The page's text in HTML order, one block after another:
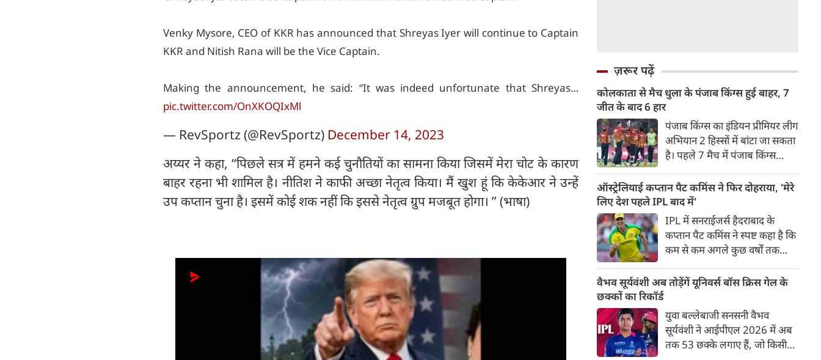
Venky Mysore, CEO of KKR has announced that Shreyas Iyer will continue to Captain
KKR and Nitish Rana will be the Vice Captain.
Making the announcement, he said: “It was indeed unfortunate that Shreyas…
pic.twitter.com/OnXKOQIxMl
— RevSportz (@RevSportz) December 14, 2023
अय्यर ने कहा, ‘‘पिछले सत्र में हमने कई चुनौतियों का सामना किया जिसमें मेरा चोट के कारण
बाहर रहना भी शामिल है। नीतिश ने काफी अच्छा नेतृत्व किया। मैं खुश हूं कि केकेआर ने उन्हें
उप कप्तान चुना है। इसमें कोई शक नहीं कि इससे नेतृत्व ग्रुप मजबूत होगा। ’’ (भाषा)
ज़रूर पढ़ें
कोलकाता से मैच धुला के पंजाब किंग्स हुई बाहर, 7
जीत के बाद 6 हार
पंजाब किंग्स का इंडियन प्रीमियर लीग
अभियान 2 हिस्सों में बांटा जा सकता
है। पहले 7 मैच में पंजाब किंग्स
उसे हार का सामना करना पड़ा इसके
बाद अंतिम मैच वह जरूर जीती
लेकिन तब तक उसकी किस्मत
लखनऊ के हाथ लिखी गई थी।
ऑस्ट्रेलियाई कप्तान पैट कमिंस ने फिर दोहराया, 'मेरे
लिए देश पहले IPL बाद में'
IPL में सनराईजर्स हैदराबाद के
कप्तान पैट कमिंस ने स्पष्ट कहा है कि
कम से कम अगले कुछ वर्षों तक
प्राथमिकता होगी। यह बयान उस चर्चा
के बीच आया है, जिसमें कहा जा रहा
है कि ऑस्ट्रेलिया के कुछ बड़े खिलाड़ी
IPL से आगे बढ़कर अन्य फ्रेंचाइजी
क्रिकेट खेलने के लिए राष्ट्रीय टीम से
दूरी बना सकते हैं।
वैभव सूर्यवंशी अब तोड़ेंगें यूनिवर्स बॉस क्रिस गेल के
छक्कों का रिकॉर्ड
युवा बल्लेबाजी सनसनी वैभव
सूर्यवंशी ने आईपीएल 2026 में अब
तक 53 छक्के लगाए हैं, जो किसी